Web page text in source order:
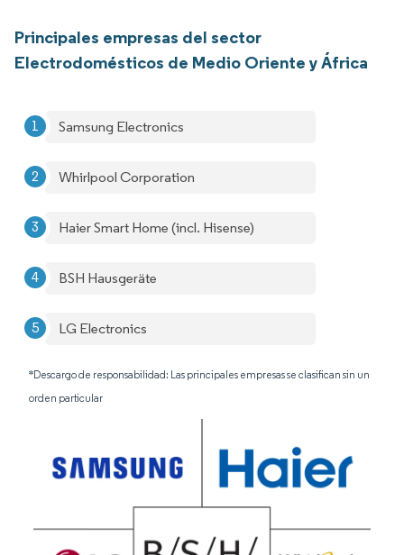
Principales empresas del sector
Electrodomésticos de Medio Oriente y África
Samsung Electronics
Whirlpool Corporation
Haier Smart Home (incl. Hisense)
BSH Hausgeräte
LG Electronics
*Descargo de responsabilidad: Las principales empresas se clasifican sin un
orden particular